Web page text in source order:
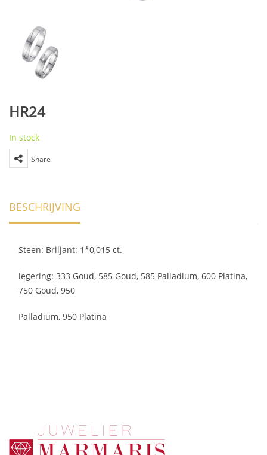
HR24
In stock
Share
BESCHRIJVING
Steen: Briljant: 1*0,015 ct.
legering: 333 Goud, 585 Goud, 585 Palladium, 600 Platina,
750 Goud, 950
Palladium, 950 Platina